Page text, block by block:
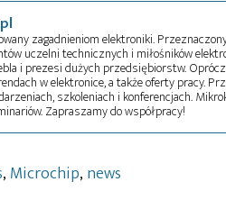
zagadnieniom elektroniki.
uczelni technicznych i miłośników
i prezesi dużych przedsiębiorstw.
w elektronice, a także oferty pracy.
szkoleniach i konferencjach.
Zapraszamy do współpracy!
, Microchip, news